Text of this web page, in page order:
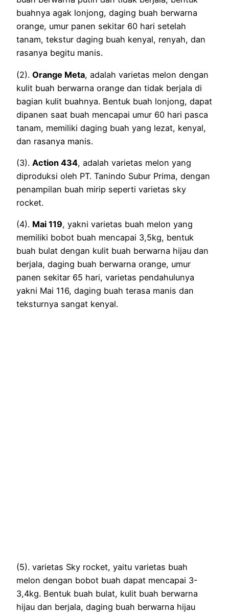
buahnya agak lonjong, daging buah berwarna
orange, umur panen sekitar 60 hari setelah
tanam, tekstur daging buah kenyal, renyah, dan
rasanya begitu manis.
(2). Orange Meta, adalah varietas melon dengan
kulit buah berwarna orange dan tidak berjala di
bagian kulit buahnya. Bentuk buah lonjong, dapat
dipanen saat buah mencapai umur 60 hari pasca
tanam, memiliki daging buah yang lezat, kenyal,
dan rasanya manis.
(3). Action 434, adalah varietas melon yang
diproduksi oleh PT. Tanindo Subur Prima, dengan
penampilan buah mirip seperti varietas sky
rocket.
(4). Mai 119, yakni varietas buah melon yang
memiliki bobot buah mencapai 3,5kg, bentuk
buah bulat dengan kulit buah berwarna hijau dan
berjala, daging buah berwarna orange, umur
panen sekitar 65 hari, varietas pendahulunya
yakni Mai 116, daging buah terasa manis dan
teksturnya sangat kenyal.
(5). varietas Sky rocket, yaitu varietas buah
melon dengan bobot buah dapat mencapai 3-
3,4kg. Bentuk buah bulat, kulit buah berwarna
hijau dan berjala, daging buah berwarna hijau